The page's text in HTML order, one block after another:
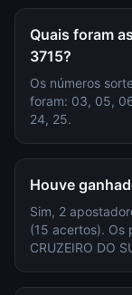
Quais foram
3715?
Os números
foram: 03, 05,
24, 25.
Houve
Sim, 2
(15 acertos). Os
CRUZEIRO DO